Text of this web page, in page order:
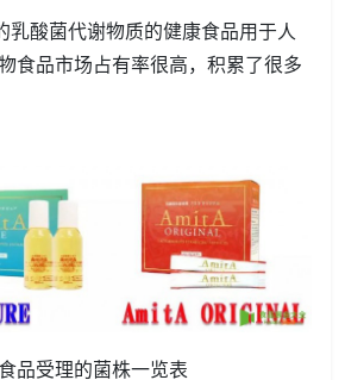
乳酸菌代谢物质的健康食品用于人
食品市场占有率很高，积累了很多
品受理的菌株一览表